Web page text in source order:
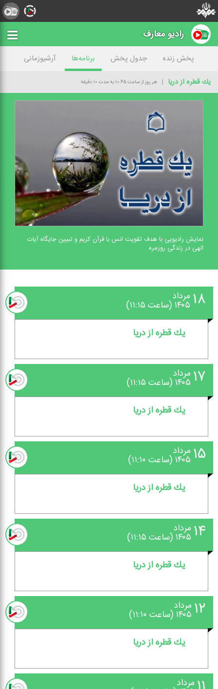
رادیو معارف
پخش زنده جدول پخش برنامه‌ها
آرشیوزمانی
یك قطره از دریا
هر روز از ساعت ۱۰:۴۵ به مدت ۱۰ دقیقه
نمایش رادیویی با هدف تقویت انس با قرآن كریم و تبیین جایگاه آیات
الهی در زندگی روزمره
۱۸ مرداد
۱۴۰۵ (ساعت ۱۱:۱۵)
یك قطره از دریا
۱۷ مرداد
۱۴۰۵ (ساعت ۱۱:۱۵)
یك قطره از دریا
۱۵ مرداد
۱۴۰۵ (ساعت ۱۱:۱۰)
یك قطره از دریا
۱۴ مرداد
۱۴۰۵ (ساعت ۱۱:۱۵)
یك قطره از دریا
۱۲ مرداد
۱۴۰۵ (ساعت ۱۱:۱۰)
یك قطره از دریا
مرداد